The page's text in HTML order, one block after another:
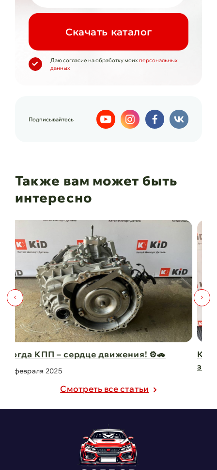
Cкачать каталог
Даю согласие на обработку моих персональных
данных
Подписывайтесь
Также вам может быть
интересно
Капот для Changan UNI-V – когда стиль и
защита в одно ...
Cмотреть все статьи